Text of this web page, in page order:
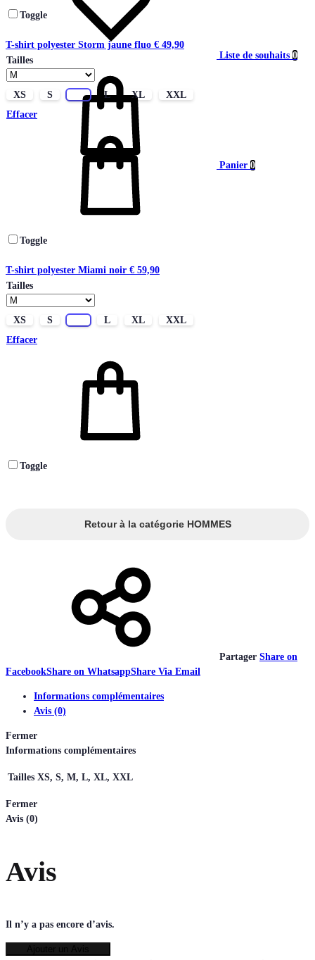
Liste de souhaits 0
Panier 0
Toggle
T-shirt polyester Storm jaune fluo € 49,90
Tailles
XS S L XL
XXL
Effacer
Toggle
T-shirt polyester Miami noir € 59,90
Tailles
XS S L XL
XXL
Effacer
Toggle
Retour à la catégorie HOMMES
Partager Share on
FacebookShare on WhatsappShare Via Email
Informations complémentaires
Avis (0)
Fermer
Informations complémentaires
Tailles XS, S, M, L, XL, XXL
Fermer
Avis (0)
Avis
Il n’y a pas encore d’avis.